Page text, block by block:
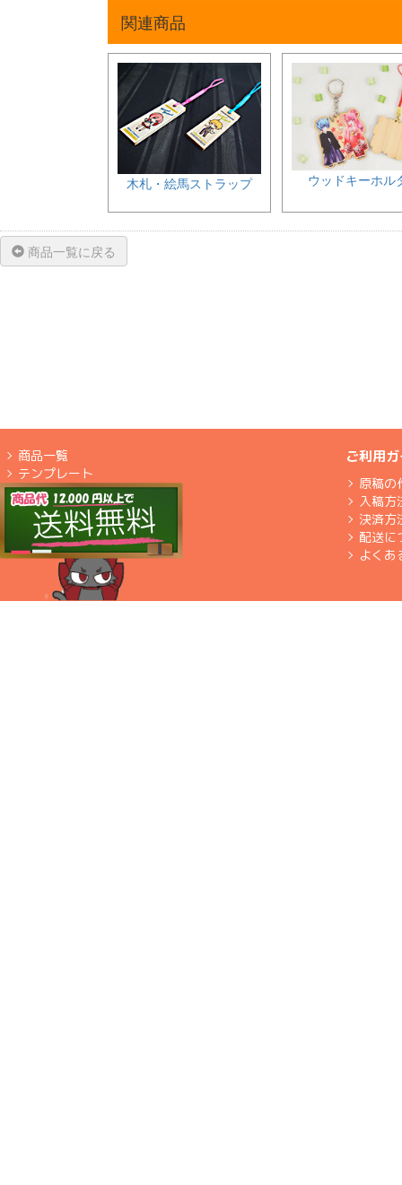
関連商品
木札・絵馬ストラップ ウッドキーホル
商品一覧に戻る
商品一覧
テンプレート
ご利用
原稿の
入稿方
決済方
配送に
よくあ